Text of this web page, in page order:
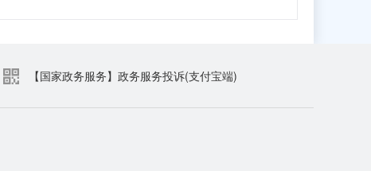
【国家政务服务】政务服务投诉(支付宝端)